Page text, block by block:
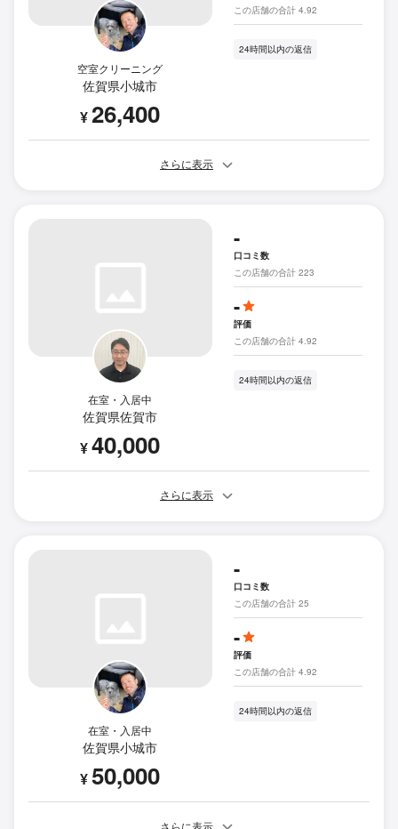
空室クリーニング
佐賀県小城市
¥26,400
この店舗の合計 4.92
24時間以内の返信
さらに表示
在室・入居中
佐賀県佐賀市
¥40,000
-
口コミ数
この店舗の合計 223
-
評価
この店舗の合計 4.92
24時間以内の返信
さらに表示
在室・入居中
佐賀県小城市
¥50,000
-
口コミ数
この店舗の合計 25
-
評価
この店舗の合計 4.92
24時間以内の返信